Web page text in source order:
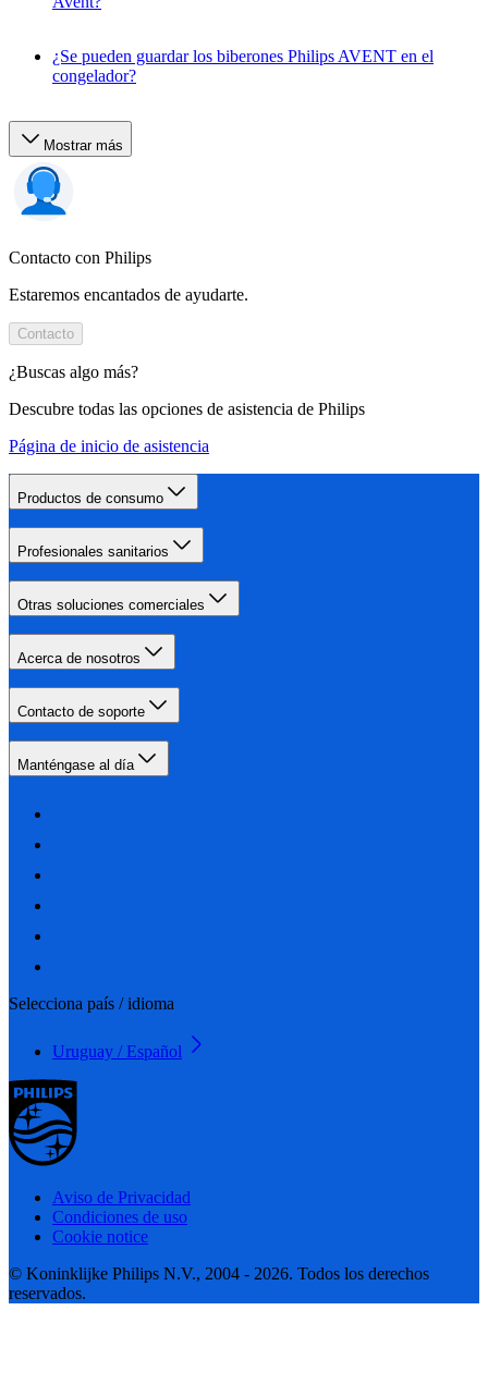
¿Se pueden guardar los biberones Philips AVENT en el
congelador?
Mostrar más
Contacto con Philips
Estaremos encantados de ayudarte.
Contacto
¿Buscas algo más?
Descubre todas las opciones de asistencia de Philips
Página de inicio de asistencia
Productos de consumo
Profesionales sanitarios
Otras soluciones comerciales
Acerca de nosotros
Contacto de soporte
Manténgase al día
Selecciona país / idioma
Uruguay / Español
Aviso de Privacidad
Condiciones de uso
Cookie notice
© Koninklijke Philips N.V., 2004 - 2026. Todos los derechos
reservados.